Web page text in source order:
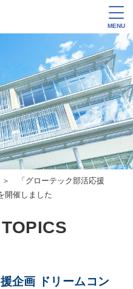
MENU
「グローテック部活応援
開催しました
企画 ドリームコン